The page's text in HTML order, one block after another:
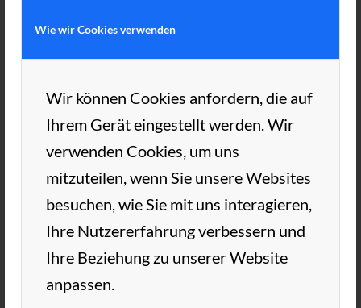
Wie wir Cookies verwenden
Wir können Cookies anfordern, die auf
Ihrem Gerät eingestellt werden. Wir
verwenden Cookies, um uns
mitzuteilen, wenn Sie unsere Websites
besuchen, wie Sie mit uns interagieren,
Ihre Nutzererfahrung verbessern und
Ihre Beziehung zu unserer Website
anpassen.
dass vor allem diejenigen, die sich tatkräftig
am Gelingen der Eröffnungsveranstaltung
und des Osterfeuers beteiligen, ihre Spiele
in der Saison häufiger gewinnen. Möge es
auch dieses Jahr so sein. Dank an alle Helfer.
21. APRIL 2025
/ VONTC AUE